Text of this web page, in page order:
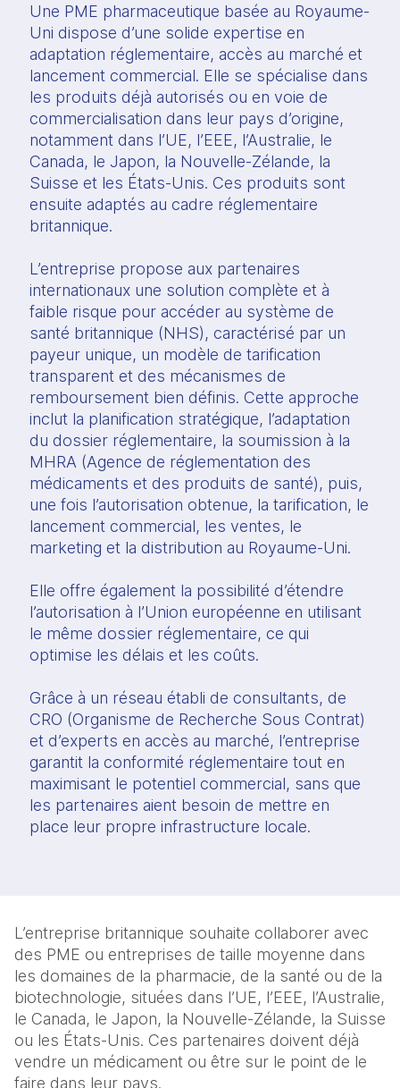
Une PME pharmaceutique basée au Royaume-
Uni dispose d’une solide expertise en
adaptation réglementaire, accès au marché et
lancement commercial. Elle se spécialise dans
les produits déjà autorisés ou en voie de
commercialisation dans leur pays d’origine,
notamment dans l’UE, l’EEE, l’Australie, le
Canada, le Japon, la Nouvelle-Zélande, la
Suisse et les États-Unis. Ces produits sont
ensuite adaptés au cadre réglementaire
britannique.
L’entreprise propose aux partenaires
internationaux une solution complète et à
faible risque pour accéder au système de
santé britannique (NHS), caractérisé par un
payeur unique, un modèle de tarification
transparent et des mécanismes de
remboursement bien définis. Cette approche
inclut la planification stratégique, l’adaptation
du dossier réglementaire, la soumission à la
MHRA (Agence de réglementation des
médicaments et des produits de santé), puis,
une fois l’autorisation obtenue, la tarification, le
lancement commercial, les ventes, le
marketing et la distribution au Royaume-Uni.
Elle offre également la possibilité d’étendre
l’autorisation à l’Union européenne en utilisant
le même dossier réglementaire, ce qui
optimise les délais et les coûts.
Grâce à un réseau établi de consultants, de
CRO (Organisme de Recherche Sous Contrat)
et d’experts en accès au marché, l’entreprise
garantit la conformité réglementaire tout en
maximisant le potentiel commercial, sans que
les partenaires aient besoin de mettre en
place leur propre infrastructure locale.
L’entreprise britannique souhaite collaborer avec
des PME ou entreprises de taille moyenne dans
les domaines de la pharmacie, de la santé ou de la
biotechnologie, situées dans l’UE, l’EEE, l’Australie,
le Canada, le Japon, la Nouvelle-Zélande, la Suisse
ou les États-Unis. Ces partenaires doivent déjà
vendre un médicament ou être sur le point de le
faire dans leur pays.